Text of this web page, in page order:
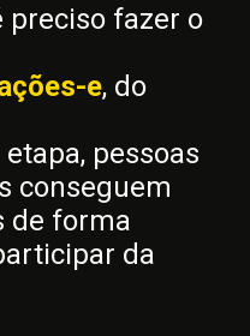
preciso fazer o
e, do
pessoas
conseguem
de forma
da